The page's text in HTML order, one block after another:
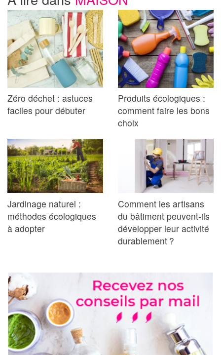
Zéro déchet : astuces
faciles pour débuter
Produits écologiques :
comment faire les bons
choix
Jardinage naturel :
méthodes écologiques
à adopter
Comment les artisans
du bâtiment peuvent-ils
développer leur activité
durablement ?